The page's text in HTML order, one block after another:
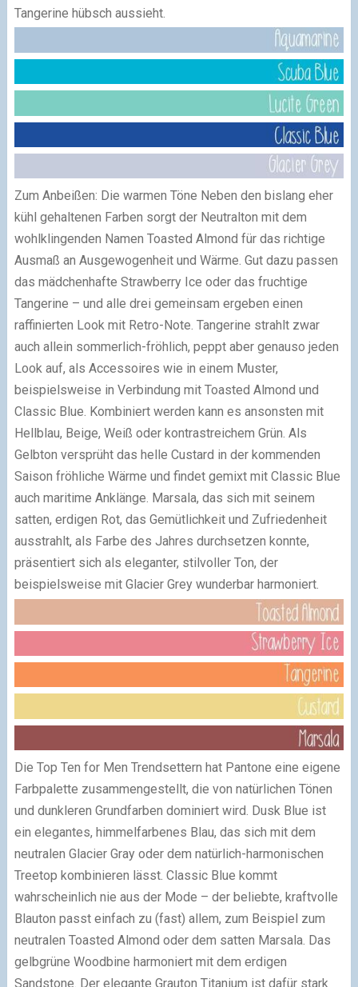
Tangerine hübsch aussieht.
Zum Anbeißen: Die warmen Töne Neben den bislang eher
kühl gehaltenen Farben sorgt der Neutralton mit dem
wohlklingenden Namen Toasted Almond für das richtige
Ausmaß an Ausgewogenheit und Wärme. Gut dazu passen
das mädchenhafte Strawberry Ice oder das fruchtige
Tangerine – und alle drei gemeinsam ergeben einen
raffinierten Look mit Retro-Note. Tangerine strahlt zwar
auch allein sommerlich-fröhlich, peppt aber genauso jeden
Look auf, als Accessoires wie in einem Muster,
beispielsweise in Verbindung mit Toasted Almond und
Classic Blue. Kombiniert werden kann es ansonsten mit
Hellblau, Beige, Weiß oder kontrastreichem Grün. Als
Gelbton versprüht das helle Custard in der kommenden
Saison fröhliche Wärme und findet gemixt mit Classic Blue
auch maritime Anklänge. Marsala, das sich mit seinem
satten, erdigen Rot, das Gemütlichkeit und Zufriedenheit
ausstrahlt, als Farbe des Jahres durchsetzen konnte,
präsentiert sich als eleganter, stilvoller Ton, der
beispielsweise mit Glacier Grey wunderbar harmoniert.
Die Top Ten for Men Trendsettern hat Pantone eine eigene
Farbpalette zusammengestellt, die von natürlichen Tönen
und dunkleren Grundfarben dominiert wird. Dusk Blue ist
ein elegantes, himmelfarbenes Blau, das sich mit dem
neutralen Glacier Gray oder dem natürlich-harmonischen
Treetop kombinieren lässt. Classic Blue kommt
wahrscheinlich nie aus der Mode – der beliebte, kraftvolle
Blauton passt einfach zu (fast) allem, zum Beispiel zum
neutralen Toasted Almond oder dem satten Marsala. Das
gelbgrüne Woodbine harmoniert mit dem erdigen
Sandstone. Der elegante Grauton Titanium ist dafür stark